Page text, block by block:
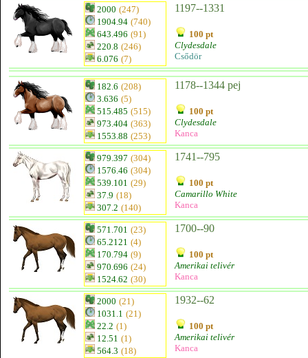
2000 (247)
1904.94 (740)
643.496 (91)
220.8 (246)
6.076 (7)
1197--1331
100 pt
Clydesdale
Csődör
182.6 (208)
3.636 (5)
515.485 (515)
973.404 (363)
1553.88 (253)
1178--1344 pej
100 pt
Clydesdale
Kanca
979.397 (304)
1576.46 (304)
539.101 (29)
37.9 (18)
307.2 (140)
1741--795
100 pt
Camarillo White
Kanca
571.701 (23)
65.2121 (4)
170.794 (9)
970.696 (24)
1524.62 (30)
1700--90
100 pt
Amerikai telivér
Kanca
2000 (21)
1031.1 (21)
22.2 (1)
12.51 (1)
564.3 (18)
1932--62
100 pt
Amerikai telivér
Kanca